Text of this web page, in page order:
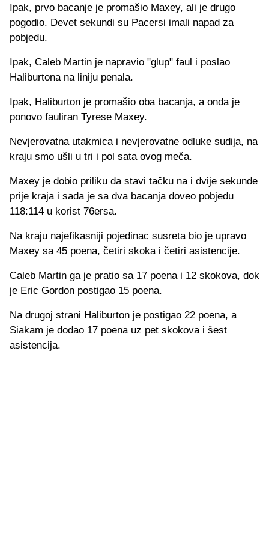
Ipak, prvo bacanje je promašio Maxey, ali je drugo
pogodio. Devet sekundi su Pacersi imali napad za
pobjedu.
Ipak, Caleb Martin je napravio "glup" faul i poslao
Haliburtona na liniju penala.
Ipak, Haliburton je promašio oba bacanja, a onda je
ponovo fauliran Tyrese Maxey.
Nevjerovatna utakmica i nevjerovatne odluke sudija, na
kraju smo ušli u tri i pol sata ovog meča.
Maxey je dobio priliku da stavi tačku na i dvije sekunde
prije kraja i sada je sa dva bacanja doveo pobjedu
118:114 u korist 76ersa.
Na kraju najefikasniji pojedinac susreta bio je upravo
Maxey sa 45 poena, četiri skoka i četiri asistencije.
Caleb Martin ga je pratio sa 17 poena i 12 skokova, dok
je Eric Gordon postigao 15 poena.
Na drugoj strani Haliburton je postigao 22 poena, a
Siakam je dodao 17 poena uz pet skokova i šest
asistencija.